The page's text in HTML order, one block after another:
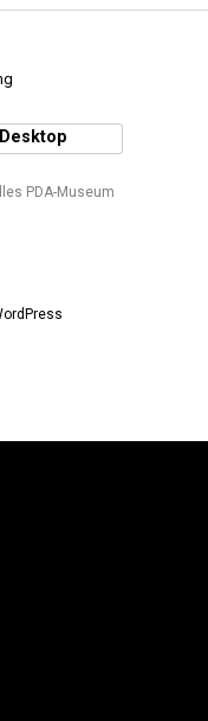
Desktop
PDA-Museum